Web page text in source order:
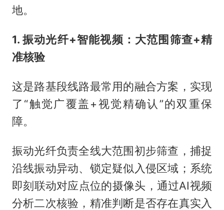
地。
1. 振动光纤+智能视频：大范围筛查+精
准核验
这是路基段线路最常用的融合方案，实现
了“触觉广覆盖+视觉精确认”的双重保
障。
振动光纤负责全线大范围初步筛查，捕捉
沿线振动异动、锁定疑似入侵区域；系统
即刻联动对应点位的摄像头，通过AI视频
分析二次核验，精准判断是否存在真实入